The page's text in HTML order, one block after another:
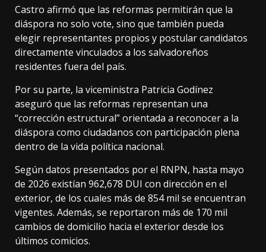
Castro afirmó que las reformas permitirán que la
diáspora no solo vote, sino que también pueda
elegir representantes propios y postular candidatos
directamente vinculados a los salvadoreños
residentes fuera del país.
Por su parte, la viceministra Patricia Godínez
aseguró que las reformas representan una
“corrección estructural” orientada a reconocer a la
diáspora como ciudadanos con participación plena
dentro de la vida política nacional.
Según datos presentados por el RNPN, hasta mayo
de 2026 existían 962,678 DUI con dirección en el
exterior, de los cuales más de 854 mil se encuentran
vigentes. Además, se reportaron más de 170 mil
cambios de domicilio hacia el exterior desde los
últimos comicios.